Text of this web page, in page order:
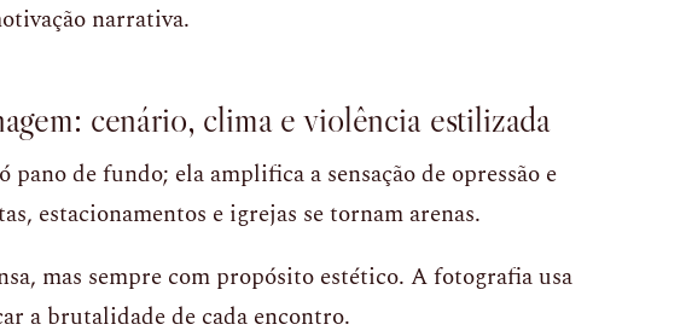
narrativa.
cenário, clima e violência estilizada
pano de fundo; ela amplifica a sensação de opressão e
estacionamentos e igrejas se tornam arenas.
mas sempre com propósito estético. A fotografia usa
a brutalidade de cada encontro.